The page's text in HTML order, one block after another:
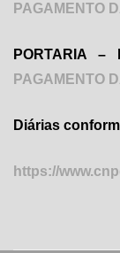
PAGAMENTO
PORTARIA –
PAGAMENTO
Diárias
https://